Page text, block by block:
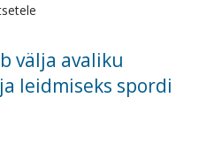
välja avaliku
leidmiseks spordi